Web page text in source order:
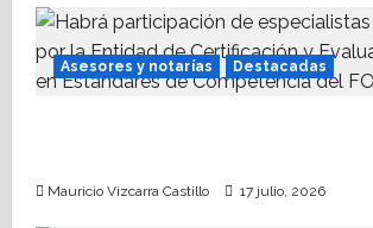
a
t
Asesores y notarías Destacadas
Mauricio Vizcarra Castillo 17 julio, 2026